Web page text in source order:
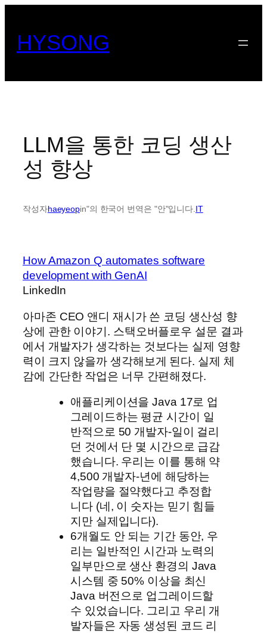
HYSONG
LLM을 통한 코딩 생산
성 향상
작성자haeyeopin"의 한국어 번역은 "안"입니다.IT
How Amazon Q automates software
development with GenAI
LinkedIn
아마존 CEO 앤디 재시가 쓴 코딩 생산성 향
상에 관한 이야기. 스택오버플로우 설문 결과
에서 개발자가 생각하는 것보다는 실제 영향
력이 크지 않을까 생각해보게 된다. 실제 체
감에 간단한 작업은 너무 간편해졌다.
애플리케이션을 Java 17로 업
그레이드하는 평균 시간이 일
반적으로 50 개발자-일이 걸리
던 것에서 단 몇 시간으로 급감
했습니다. 우리는 이를 통해 약
4,500 개발자-년에 해당하는
작업량을 절약했다고 추정합
니다 (네, 이 숫자는 믿기 힘들
지만 실제입니다).
6개월도 안 되는 기간 동안, 우
리는 일반적인 시간과 노력의
일부만으로 생산 환경의 Java
시스템 중 50% 이상을 최신
Java 버전으로 업그레이드할
수 있었습니다. 그리고 우리 개
발자들은 자동 생성된 코드 리